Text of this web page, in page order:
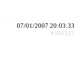
07/01/2007 20:03:33
#394323